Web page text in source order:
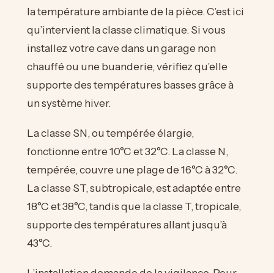
la température ambiante de la pièce. C’est ici
qu’intervient la classe climatique. Si vous
installez votre cave dans un garage non
chauffé ou une buanderie, vérifiez qu’elle
supporte des températures basses grâce à
un système hiver.
La classe SN, ou tempérée élargie,
fonctionne entre 10°C et 32°C. La classe N,
tempérée, couvre une plage de 16°C à 32°C.
La classe ST, subtropicale, est adaptée entre
18°C et 38°C, tandis que la classe T, tropicale,
supporte des températures allant jusqu’à
43°C.